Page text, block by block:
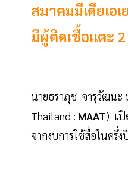
สมาคมมีเดียเ
มีผู้ติดเชื้อแตะ
นายธราภุช จารุวัฒนะ
Thailand : MAAT) เปิ
จากงบการใช้สื่อในครึ่